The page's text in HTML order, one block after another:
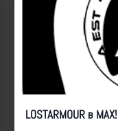
LOSTARMOUR в MAX!